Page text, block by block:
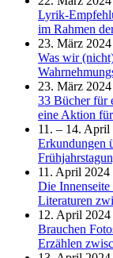
Lyrik-
im Rahmen
23. März 2024
Was wir
23. März 2024
33 Bücher für
eine Aktion
11. – 14. April
Erkundungen
11. April 2024
Die Innenseite
Literaturen
12. April 2024
Brauchen
Erzählen